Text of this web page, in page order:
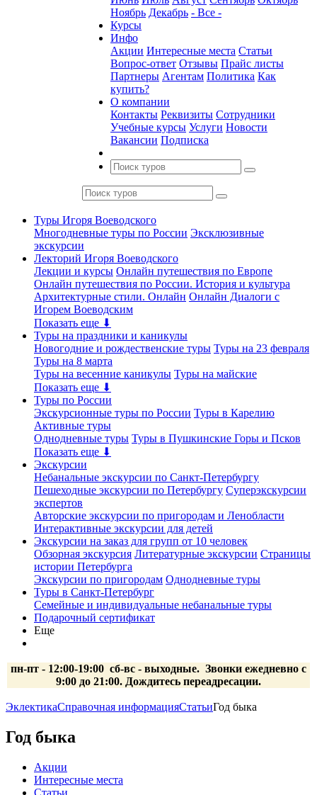
Ноябрь Декабрь - Все -
Курсы
Инфо
Акции Интересные места Статьи
Вопрос-ответ Отзывы Прайс листы
Партнеры Агентам Политика Как
купить?
О компании
Контакты Реквизиты Сотрудники
Учебные курсы Услуги Новости
Вакансии Подписка
Туры Игоря Воеводского
Многодневные туры по России Эксклюзивные
экскурсии
Лекторий Игоря Воеводского
Лекции и курсы Онлайн путешествия по Европе
Онлайн путешествия по России. История и культура
Архитектурные стили. Онлайн Онлайн Диалоги с
Игорем Воеводским
Показать еще ⬇
Туры на праздники и каникулы
Новогодние и рождественские туры Туры на 23 февраля
Туры на 8 марта
Туры на весенние каникулы Туры на майские
Показать еще ⬇
Туры по России
Экскурсионные туры по России Туры в Карелию
Активные туры
Однодневные туры Туры в Пушкинские Горы и Псков
Показать еще ⬇
Экскурсии
Небанальные экскурсии по Санкт-Петербургу
Пешеходные экскурсии по Петербургу Суперэкскурсии
экспертов
Авторские экскурсии по пригородам и Ленобласти
Интерактивные экскурсии для детей
Экскурсии на заказ для групп от 10 человек
Обзорная экскурсия Литературные экскурсии Страницы
истории Петербурга
Экскурсии по пригородам Однодневные туры
Туры в Санкт-Петербург
Семейные и индивидуальные небанальные туры
Подарочный сертификат
Еще
пн-пт - 12:00-19:00 сб-вс - выходные. Звонки ежедневно с
9:00 до 21:00. Дождитесь переадресации.
ЭклектикаСправочная информацияСтатьиГод быка
Год быка
Акции
Интересные места
Статьи